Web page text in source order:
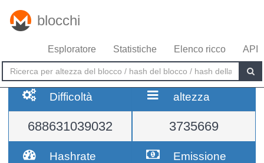
blocchi
Esploratore Statistiche Elenco ricco API
Difficoltà
688631039032
altezza
3735669
Hashrate Emissione